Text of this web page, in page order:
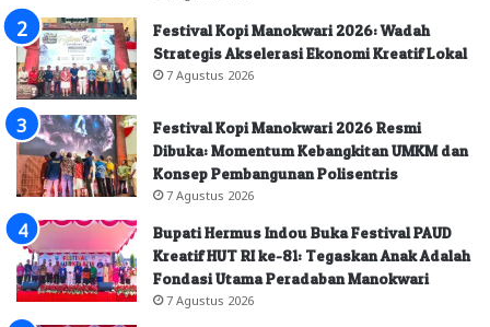
Festival Kopi Manokwari 2026: Wadah
Strategis Akselerasi Ekonomi Kreatif Lokal
7 Agustus 2026
Festival Kopi Manokwari 2026 Resmi
Dibuka: Momentum Kebangkitan UMKM dan
Konsep Pembangunan Polisentris
7 Agustus 2026
Bupati Hermus Indou Buka Festival PAUD
Kreatif HUT RI ke-81: Tegaskan Anak Adalah
Fondasi Utama Peradaban Manokwari
7 Agustus 2026